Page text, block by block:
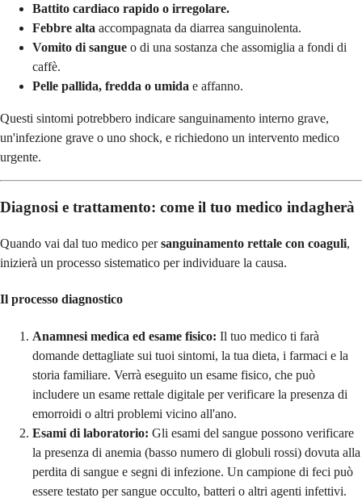
Battito cardiaco rapido o irregolare.
Febbre alta accompagnata da diarrea sanguinolenta.
Vomito di sangue o di una sostanza che assomiglia a fondi di
caffè.
Pelle pallida, fredda o umida e affanno.
Questi sintomi potrebbero indicare sanguinamento interno grave,
un'infezione grave o uno shock, e richiedono un intervento medico
urgente.
Diagnosi e trattamento: come il tuo medico indagherà
Quando vai dal tuo medico persanguinamento rettale con coaguli,
inizierà un processo sistematico per individuare la causa.
Il processo diagnostico
Anamnesi medica ed esame fisico: Il tuo medico ti farà
domande dettagliate sui tuoi sintomi, la tua dieta, i farmaci e la
storia familiare. Verrà eseguito un esame fisico, che può
includere un esame rettale digitale per verificare la presenza di
emorroidi o altri problemi vicino all'ano.
Esami di laboratorio: Gli esami del sangue possono verificare
la presenza di anemia (basso numero di globuli rossi) dovuta alla
perdita di sangue e segni di infezione. Un campione di feci può
essere testato per sangue occulto, batteri o altri agenti infettivi.